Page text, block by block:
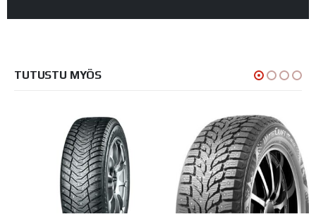
TUTUSTU MYÖS